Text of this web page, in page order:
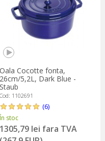
Oala Cocotte fonta,
26cm/5,2L, Dark Blue -
Staub
Cod: 1102691
(6)
În stoc
1305,79 lei fara TVA